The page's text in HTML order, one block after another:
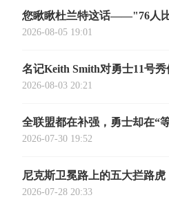
您瞅瞅杜兰特这话——"76人
觉得他是谦虚或者脑子进水了
2026-08-05 19:01
名记Keith Smith对勇士11号
价，用词非常精准。他说伦德
2026-08-03 20:21
全联盟都在补强，勇士却在
去的那一天
2026-07-30 19:52
尼克斯卫冕路上的五大拦路虎
人四巨头在列
2026-07-28 20:33